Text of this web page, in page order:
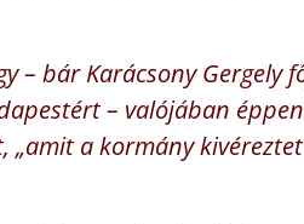
– bár Karácsony
– valójában
„amit a kormány